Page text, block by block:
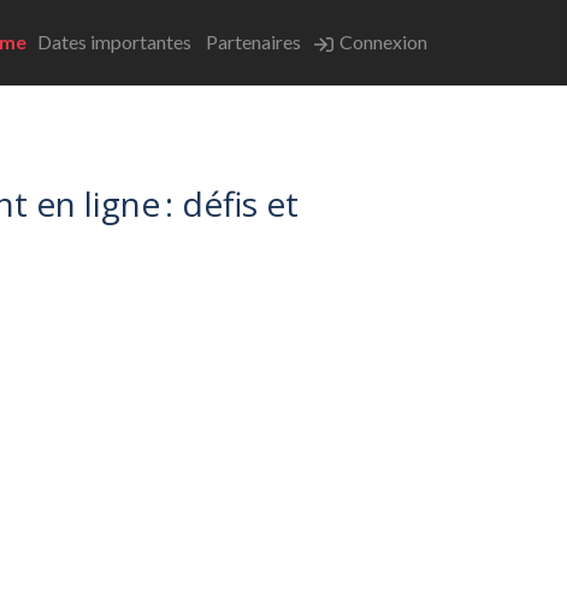
Dates importantes Partenaires Connexion
en ligne : défis et